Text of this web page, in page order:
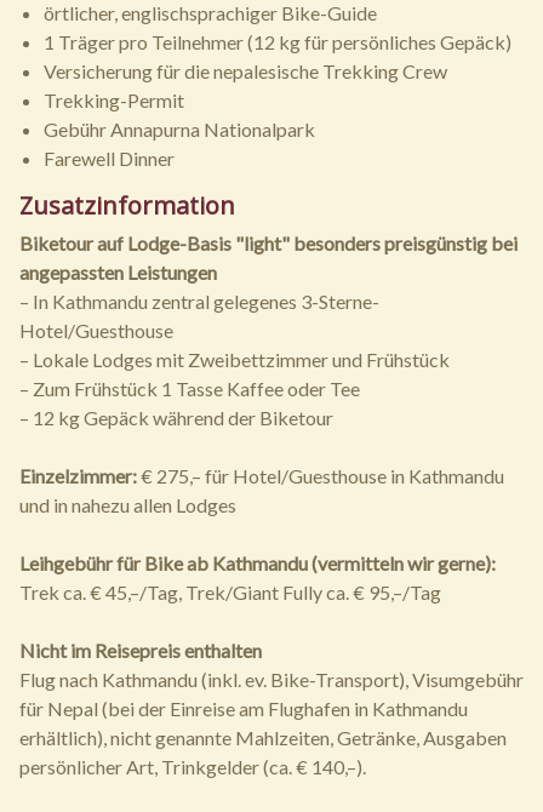
örtlicher, englischsprachiger Bike-Guide
1 Träger pro Teilnehmer (12 kg für persönliches Gepäck)
Versicherung für die nepalesische Trekking Crew
Trekking-Permit
Gebühr Annapurna Nationalpark
Farewell Dinner
Zusatzinformation
Biketour auf Lodge-Basis "light" besonders preisgünstig bei
angepassten Leistungen
– In Kathmandu zentral gelegenes 3-Sterne-
Hotel/Guesthouse
– Lokale Lodges mit Zweibettzimmer und Frühstück
– Zum Frühstück 1 Tasse Kaffee oder Tee
– 12 kg Gepäck während der Biketour
Einzelzimmer:€ 275,– für Hotel/Guesthouse in Kathmandu
und in nahezu allen Lodges
Leihgebühr für Bike ab Kathmandu (vermitteln wir gerne):
Trek ca. € 45,–/Tag, Trek/Giant Fully ca. € 95,–/Tag
Nicht im Reisepreis enthalten
Flug nach Kathmandu (inkl. ev. Bike-Transport), Visumgebühr
für Nepal (bei der Einreise am Flughafen in Kathmandu
erhältlich), nicht genannte Mahlzeiten, Getränke, Ausgaben
persönlicher Art, Trinkgelder (ca. € 140,–).